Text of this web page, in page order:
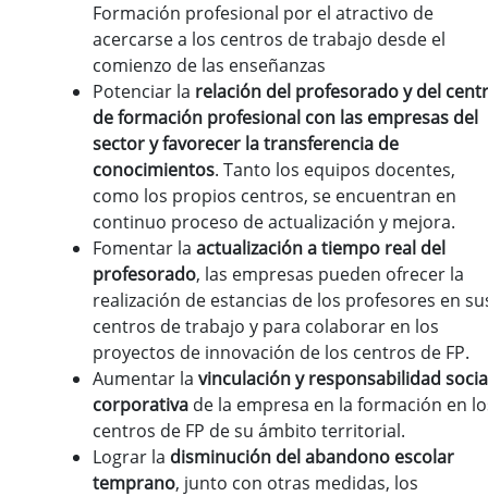
Formación profesional por el atractivo de
acercarse a los centros de trabajo desde el
comienzo de las enseñanzas
Potenciar la relación del profesorado y del
de formación profesional con las empresas del
sector y favorecer la transferencia de
conocimientos. Tanto los equipos docentes,
como los propios centros, se encuentran en
continuo proceso de actualización y mejora.
Fomentar la actualización a tiempo real del
profesorado, las empresas pueden ofrecer la
realización de estancias de los profesores en
centros de trabajo y para colaborar en los
proyectos de innovación de los centros de FP.
Aumentar la vinculación y responsabilidad
corporativa de la empresa en la formación en
centros de FP de su ámbito territorial.
Lograr la disminución del abandono escolar
temprano, junto con otras medidas, los